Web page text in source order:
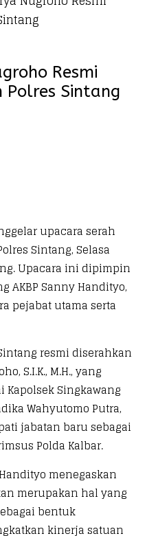
Resmi
Polres Sintang
upacara serah
Sintang, Selasa
Upacara ini dipimpin
AKBP Sanny Handityo,
pejabat utama serta
resmi diserahkan
S.I.K., M.H., yang
Singkawang
Wahyutomo Putra,
jabatan baru sebagai
Polda Kalbar.
menegaskan
merupakan hal yang
bentuk
kinerja satuan